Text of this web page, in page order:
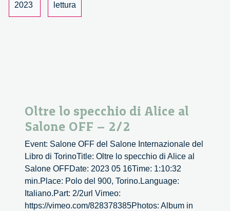
2023
lettura
Oltre lo specchio di Alice al
Salone OFF – 2/2
Event: Salone OFF del Salone Internazionale del
Libro di TorinoTitle: Oltre lo specchio di Alice al
Salone OFFDate: 2023 05 16Time: 1:10:32
min.Place: Polo del 900, Torino.Language:
Italiano.Part: 2/2url Vimeo:
https://vimeo.com/828378385Photos: Album in